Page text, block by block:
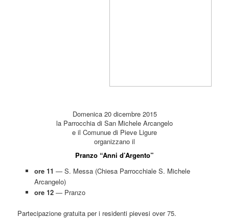
Domenica 20 dicembre 2015
la Parrocchia di San Michele Arcangelo
e il Comunue di Pieve Ligure
organizzano il
Pranzo “Anni d’Argento”
ore 11 — S. Messa (Chiesa Parrocchiale S. Michele
Arcangelo)
ore 12— Pranzo
Partecipazione gratuita per i residenti pievesi over 75.